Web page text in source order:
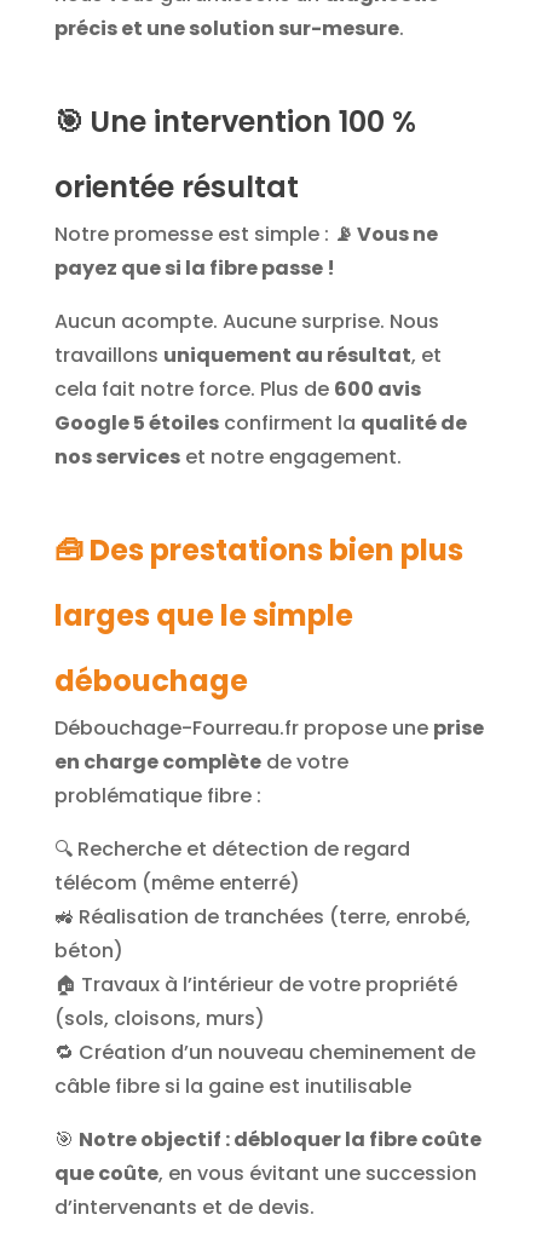
précis et une solution sur-mesure.
🎯 Une intervention 100 %
orientée résultat
Notre promesse est simple : 📡 Vous ne
payez que si la fibre passe !
Aucun acompte. Aucune surprise. Nous
travaillons uniquement au résultat, et
cela fait notre force. Plus de 600 avis
Google 5 étoilesconfirment la qualité de
nos serviceset notre engagement.
🧰 Des prestations bien plus
larges que le simple
débouchage
Débouchage-Fourreau.fr propose une prise
en charge complètede votre
problématique fibre :
🔍 Recherche et détection de regard
télécom (même enterré)
🚜 Réalisation de tranchées (terre, enrobé,
béton)
🏠 Travaux à l’intérieur de votre propriété
(sols, cloisons, murs)
🔁 Création d’un nouveau cheminement de
câble fibre si la gaine est inutilisable
🎯 Notre objectif : débloquer la fibre coûte
que coûte, en vous évitant une succession
d’intervenants et de devis.